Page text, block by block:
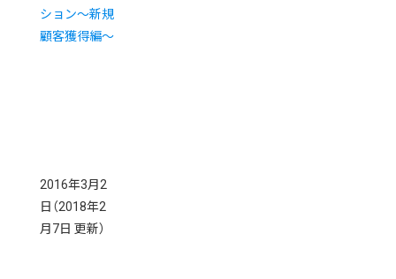
ション〜新規
顧客獲得編〜
2016年3月2
日 （2018年2
月7日 更新）